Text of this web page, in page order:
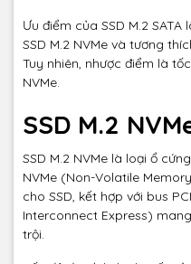
Ưu điểm của SSD M.2
SSD M.2 NVMe và tương
Tuy nhiên, nhược điểm là
NVMe.
SSD M.2
SSD M.2 NVMe là loại ổ
NVMe (Non-Volatile
cho SSD, kết hợp với bus
Interconnect Express)
trội.